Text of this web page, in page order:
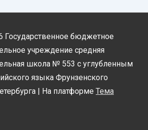
Государственное бюджетное
учреждение средняя
школа № 553 с углубленным
языка Фрунзенского
| На платформе Тема